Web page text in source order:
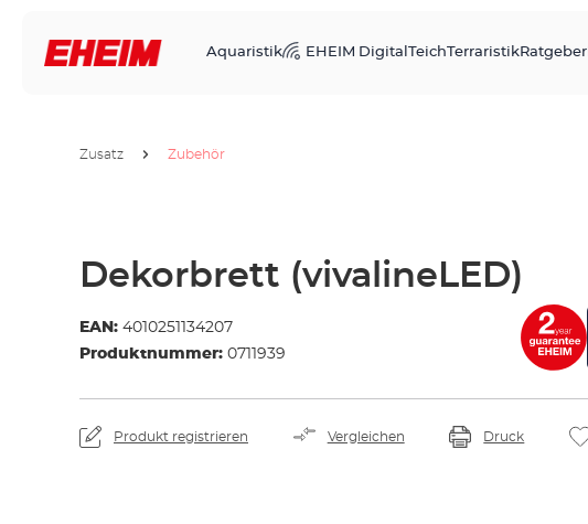
Aquaristik EHEIM Digital TeichTerraristikRatgeber
Zusatz Zubehör
Dekorbrett (vivalineLED)
EAN: 4010251134207
Produktnummer: 0711939
Produkt registrieren Vergleichen Druck